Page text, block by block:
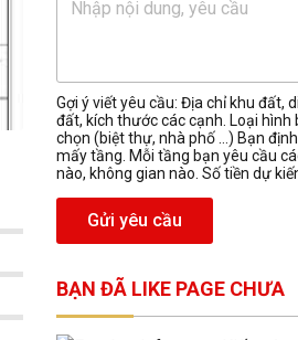
Gợi ý viết yêu cầu: Địa chỉ khu đất,
đất, kích thước các cạnh. Loại hình
chọn (biệt thự, nhà phố …) Bạn
mấy tầng. Mỗi tầng bạn yêu cầu
nào, không gian nào. Số tiền dự kiến
Gửi yêu cầu
BẠN ĐÃ LIKE PAGE CHƯA